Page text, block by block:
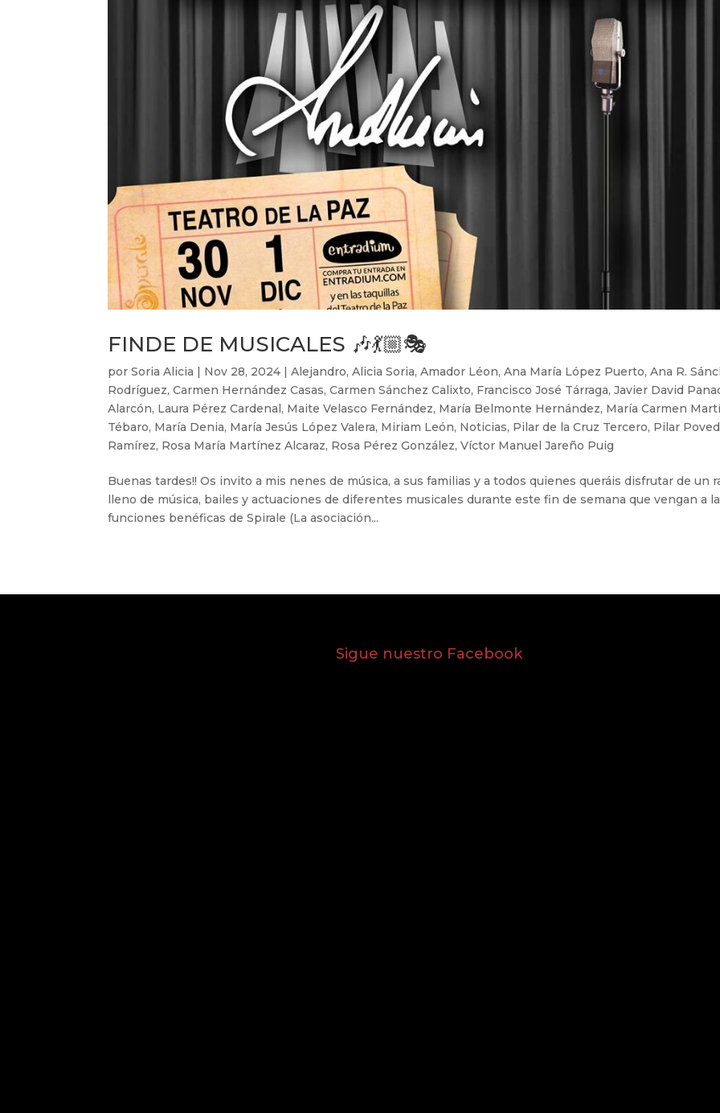
FINDE DE MUSICALES 🎶💃🏼🎭
porSoria Alicia Nov 28, 2024 |Alejandro,Alicia Soria,Amador Léon,Ana María López Puerto,Ana R.
Rodríguez,Carmen Hernández Casas,Carmen Sánchez Calixto, Francisco José Tárraga,Javier David
Alarcón, Laura Pérez Cardenal , Maite Velasco Fernández, María Belmonte Hernández, María Carmen
Tébaro, María Denia, María Jesús López Valera, Miriam León, Noticias, Pilar de la Cruz Tercero, Pilar
Ramírez, Rosa María Martínez Alcaraz, Rosa Pérez González,Víctor Manuel Jareño Puig
Buenas tardes!! Os invito a mis nenes de música, a sus familias y a todos quienes queráis disfrutar de un
lleno de música, bailes y actuaciones de diferentes musicales durante este fin de semana que vengan a
funciones benéficas de Spirale (La asociación...
Sigue nuestro Facebook